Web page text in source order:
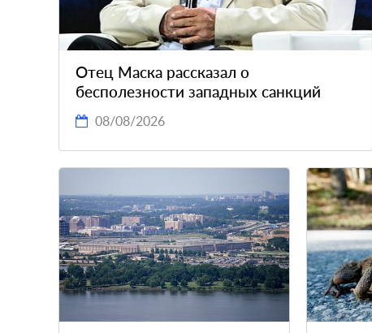
Отец Маска рассказал о
бесполезности западных санкций
08/08/2026